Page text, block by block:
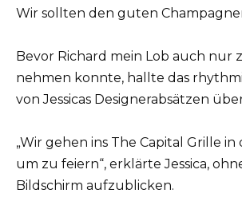
Wir sollten den guten
Bevor Richard mein Lob auch nur
nehmen konnte, hallte das
von Jessicas Designerabsätzen
„Wir gehen ins The Capital Grille
um zu feiern“, erklärte Jessica,
Bildschirm aufzublicken.